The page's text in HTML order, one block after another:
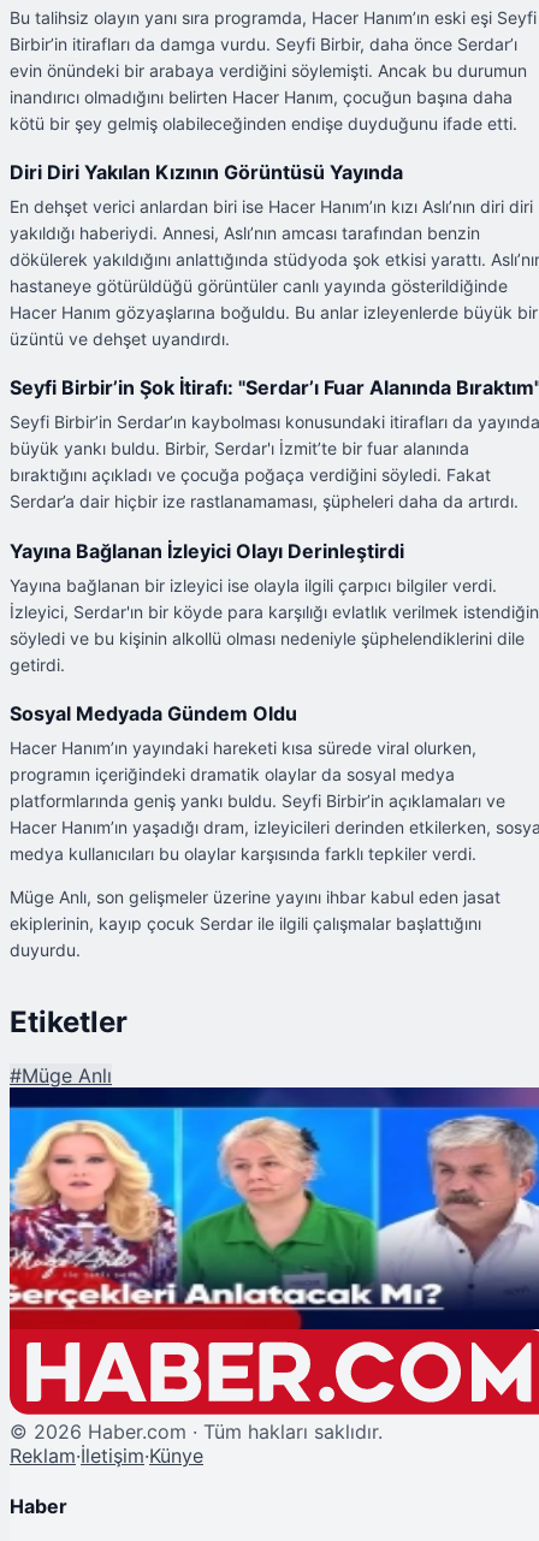
Bu talihsiz olayın yanı sıra programda, Hacer Hanım’ın eski eşi Seyfi
Birbir’in itirafları da damga vurdu. Seyfi Birbir, daha önce Serdar’ı
evin önündeki bir arabaya verdiğini söylemişti. Ancak bu durumun
inandırıcı olmadığını belirten Hacer Hanım, çocuğun başına daha
kötü bir şey gelmiş olabileceğinden endişe duyduğunu ifade etti.
Diri Diri Yakılan Kızının Görüntüsü Yayında
En dehşet verici anlardan biri ise Hacer Hanım’ın kızı Aslı’nın diri diri
yakıldığı haberiydi. Annesi, Aslı’nın amcası tarafından benzin
dökülerek yakıldığını anlattığında stüdyoda şok etkisi yarattı.
hastaneye götürüldüğü görüntüler canlı yayında gösterildiğinde
Hacer Hanım gözyaşlarına boğuldu. Bu anlar izleyenlerde büyük bir
üzüntü ve dehşet uyandırdı.
Seyfi Birbir’in Şok İtirafı: "Serdar’ı Fuar Alanında
Seyfi Birbir’in Serdar’ın kaybolması konusundaki itirafları da yayında
büyük yankı buldu. Birbir, Serdar'ı İzmit’te bir fuar alanında
bıraktığını açıkladı ve çocuğa poğaça verdiğini söyledi. Fakat
Serdar’a dair hiçbir ize rastlanamaması, şüpheleri daha da artırdı.
Yayına Bağlanan İzleyici Olayı Derinleştirdi
Yayına bağlanan bir izleyici ise olayla ilgili çarpıcı bilgiler verdi.
İzleyici, Serdar'ın bir köyde para karşılığı evlatlık verilmek
söyledi ve bu kişinin alkollü olması nedeniyle şüphelendiklerini dile
getirdi.
Sosyal Medyada Gündem Oldu
Hacer Hanım’ın yayındaki hareketi kısa sürede viral olurken,
programın içeriğindeki dramatik olaylar da sosyal medya
platformlarında geniş yankı buldu. Seyfi Birbir’in açıklamaları ve
Hacer Hanım’ın yaşadığı dram, izleyicileri derinden etkilerken,
medya kullanıcıları bu olaylar karşısında farklı tepkiler verdi.
Müge Anlı, son gelişmeler üzerine yayını ihbar kabul eden jasat
ekiplerinin, kayıp çocuk Serdar ile ilgili çalışmalar başlattığını
duyurdu.
Etiketler
#Müge Anlı
Şu An Okunan
Müge Anlı Canlı Yayınında Talihsiz Anlar! Sosyal Medyanın Diline Düştü
© 2026 Haber.com · Tüm hakları saklıdır.
Reklam·İletişim·Künye
Haber